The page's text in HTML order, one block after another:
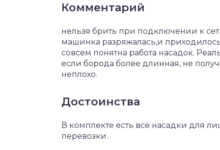
Комментарий
нельзя брить при подключении к
машинка разряжалась,и
совсем понятна работа насадок.
если борода более длинная, не
неплохо.
Достоинства
В комплекте есть все насадки для
перевозки.